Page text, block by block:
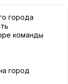
города
команды
город